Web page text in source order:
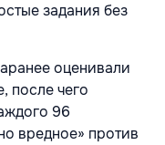
задания без
оценивали
после чего
96
вредное» против